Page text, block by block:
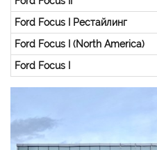
Ford Focus I Рестайлинг
Ford Focus I (North America)
Ford Focus I